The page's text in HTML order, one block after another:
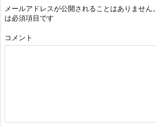
メールアドレスが公開されることはありません。
は必須項目です
コメント